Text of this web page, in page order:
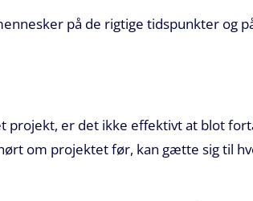
på de rigtige tidspunkter og
projekt, er det ikke effektivt at blot
om projektet før, kan gætte sig til